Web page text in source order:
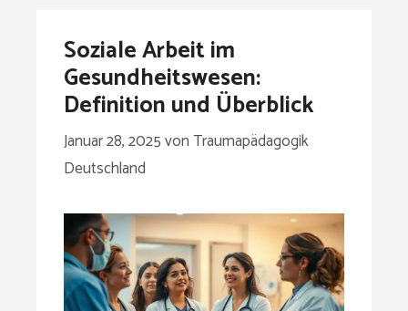
Soziale Arbeit im
Gesundheitswesen:
Definition und Überblick
Januar 28, 2025vonTraumapädagogik
Deutschland